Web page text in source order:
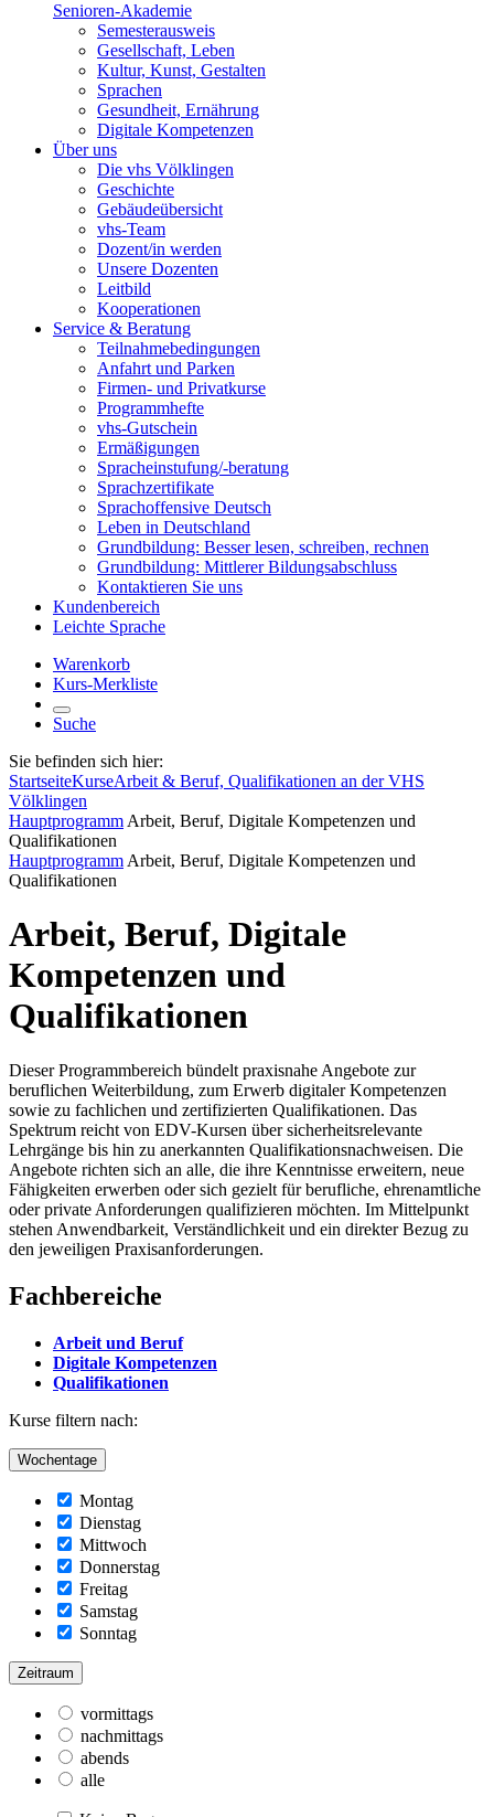
Senioren-Akademie
Semesterausweis
Gesellschaft, Leben
Kultur, Kunst, Gestalten
Sprachen
Gesundheit, Ernährung
Digitale Kompetenzen
Über uns
Die vhs Völklingen
Geschichte
Gebäudeübersicht
vhs-Team
Dozent/in werden
Unsere Dozenten
Leitbild
Kooperationen
Service & Beratung
Teilnahmebedingungen
Anfahrt und Parken
Firmen- und Privatkurse
Programmhefte
vhs-Gutschein
Ermäßigungen
Spracheinstufung/-beratung
Sprachzertifikate
Sprachoffensive Deutsch
Leben in Deutschland
Grundbildung: Besser lesen, schreiben, rechnen
Grundbildung: Mittlerer Bildungsabschluss
Kontaktieren Sie uns
Kundenbereich
Leichte Sprache
Warenkorb
Kurs-Merkliste
Suche
Sie befinden sich hier:
StartseiteKurseArbeit & Beruf, Qualifikationen an der VHS
Völklingen
Hauptprogramm Arbeit, Beruf, Digitale Kompetenzen und
Qualifikationen
Hauptprogramm Arbeit, Beruf, Digitale Kompetenzen und
Qualifikationen
Arbeit, Beruf, Digitale
Kompetenzen und
Qualifikationen
Dieser Programmbereich bündelt praxisnahe Angebote zur
beruflichen Weiterbildung, zum Erwerb digitaler Kompetenzen
sowie zu fachlichen und zertifizierten Qualifikationen. Das
Spektrum reicht von EDV-Kursen über sicherheitsrelevante
Lehrgänge bis hin zu anerkannten Qualifikationsnachweisen. Die
Angebote richten sich an alle, die ihre Kenntnisse erweitern, neue
Fähigkeiten erwerben oder sich gezielt für berufliche, ehrenamtliche
oder private Anforderungen qualifizieren möchten. Im Mittelpunkt
stehen Anwendbarkeit, Verständlichkeit und ein direkter Bezug zu
den jeweiligen Praxisanforderungen.
Fachbereiche
Arbeit und Beruf
Digitale Kompetenzen
Qualifikationen
Kurse filtern nach:
Wochentage
Montag
Dienstag
Mittwoch
Donnerstag
Freitag
Samstag
Sonntag
Zeitraum
vormittags
nachmittags
abends
alle